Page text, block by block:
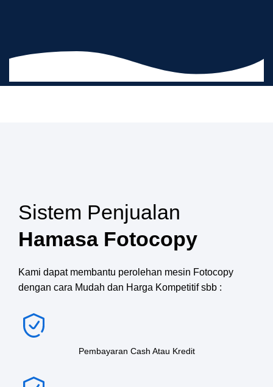
Sistem Penjualan
Hamasa Fotocopy
Kami dapat membantu perolehan mesin Fotocopy
dengan cara Mudah dan Harga Kompetitif sbb :
Pembayaran Cash Atau Kredit